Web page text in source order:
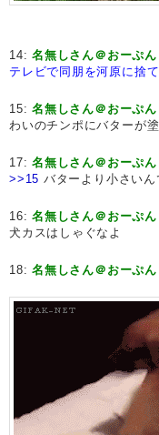
14:名無しさん＠おーぷん
テレビで同朋を河原に捨
15:名無しさん＠おーぷん
わいのチンポにバターが
17:名無しさん＠おーぷん
>>15 バターより小さい
16:名無しさん＠おーぷん
犬カスはしゃぐなよ
18:名無しさん＠おーぷん